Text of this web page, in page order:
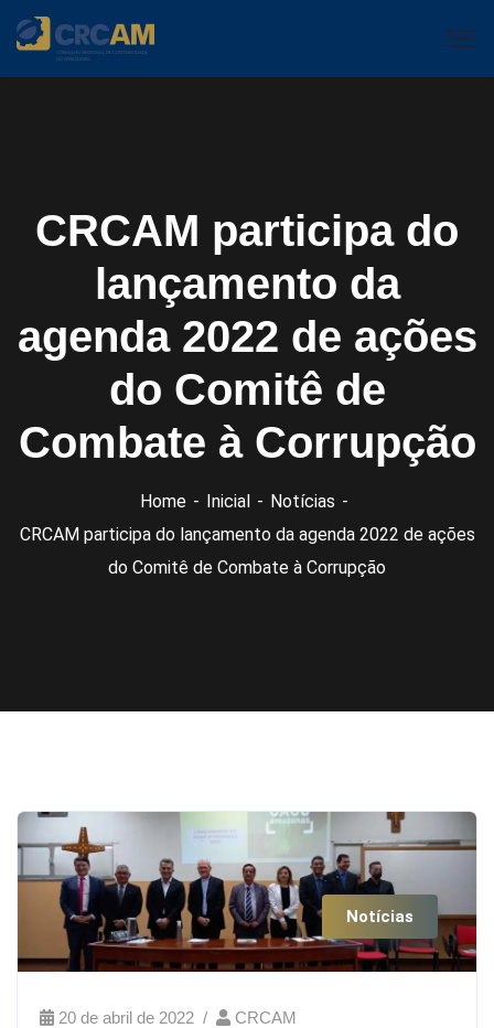
CRCAM participa do
lançamento da
agenda 2022 de ações
do Comitê de
Combate à Corrupção
Home Inicial
Notícias
CRCAM participa do lançamento da agenda 2022 de ações
do Comitê de Combate à Corrupção
Notícias
20 de abril de 2022 CRCAM